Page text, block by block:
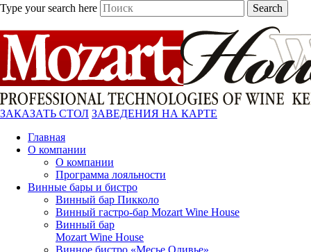
Type your search here Search
ЗАКАЗАТЬ СТОЛ ЗАВЕДЕНИЯ НА КАРТЕ
Главная
О компании
О компании
Программа лояльности
Винные бары и бистро
Винный бар Пикколо
Винный гастро-бар Mozart Wine House
Винный бар
Mozart Wine House
Винное бистро «Месье Оливье»